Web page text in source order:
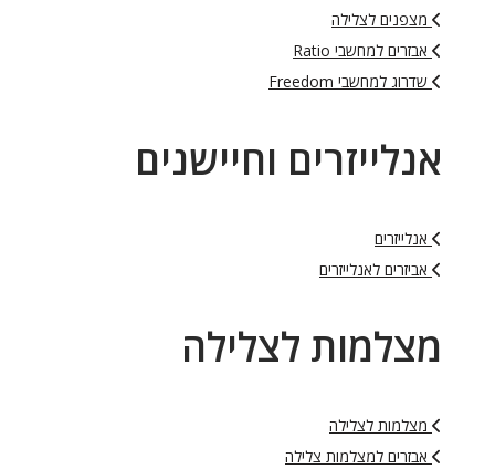
מצפנים לצלילה
אבזרים למחשבי Ratio
שדרוג למחשבי Freedom
אנלייזרים וחיישנים
אנלייזרים
אביזרים לאנלייזרים
מצלמות לצלילה
מצלמות לצלילה
אבזרים למצלמות צלילה